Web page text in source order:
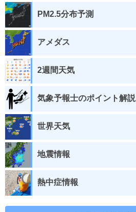
PM2.5分布予測
アメダス
2週間天気
気象予報士のポイント解説
世界天気
地震情報
熱中症情報